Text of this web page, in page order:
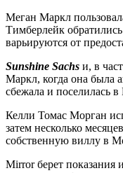
Меган Маркл
Тимберлейк
варьируются от
Sunshine Sachs и, в
Маркл, когда она была
сбежала и поселилась
Келли Томас Морган
затем несколько
собственную виллу в
Mirror берет показания